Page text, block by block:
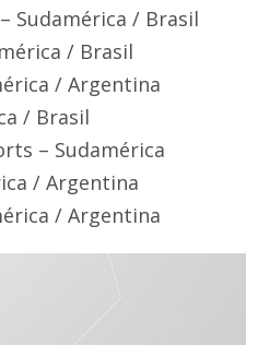
Sudamérica / Brasil
/ Brasil
/ Argentina
/ Brasil
– Sudamérica
/ Argentina
/ Argentina